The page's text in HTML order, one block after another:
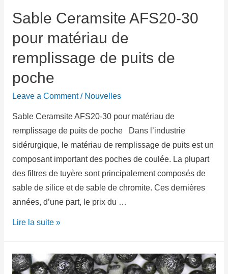
Sable Ceramsite AFS20-30
pour matériau de
remplissage de puits de
poche
Leave a Comment / Nouvelles
Sable Ceramsite AFS20-30 pour matériau de
remplissage de puits de poche Dans l’industrie
sidérurgique, le matériau de remplissage de puits est un
composant important des poches de coulée. La plupart
des filtres de tuyère sont principalement composés de
sable de silice et de sable de chromite. Ces dernières
années, d’une part, le prix du …
Lire la suite »